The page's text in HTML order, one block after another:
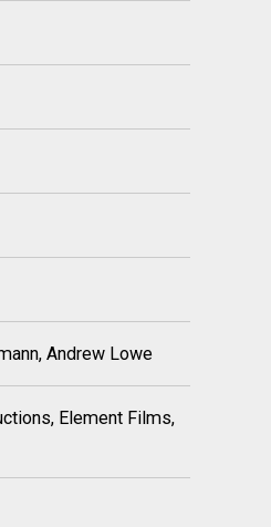
Andrew Lowe
Element Films,